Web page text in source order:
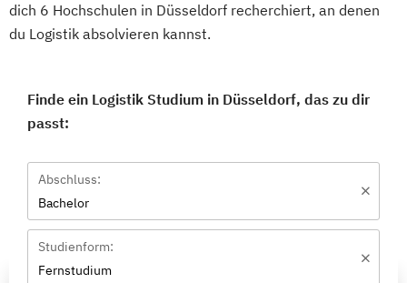
dich 6 Hochschulen in Düsseldorf recherchiert, an denen
du Logistik absolvieren kannst.
Finde ein Logistik Studium in Düsseldorf, das zu dir
passt:
Abschluss:
Bachelor
Studienform:
Fernstudium